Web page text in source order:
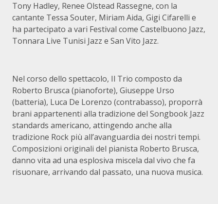
Tony Hadley, Renee Olstead Rassegne, con la
cantante Tessa Souter, Miriam Aida, Gigi Cifarelli e
ha partecipato a vari Festival come Castelbuono Jazz,
Tonnara Live Tunisi Jazz e San Vito Jazz.
Nel corso dello spettacolo, Il Trio composto da
Roberto Brusca (pianoforte), Giuseppe Urso
(batteria), Luca De Lorenzo (contrabasso), proporrà
brani appartenenti alla tradizione del Songbook Jazz
standards americano, attingendo anche alla
tradizione Rock più all’avanguardia dei nostri tempi.
Composizioni originali del pianista Roberto Brusca,
danno vita ad una esplosiva miscela dal vivo che fa
risuonare, arrivando dal passato, una nuova musica.